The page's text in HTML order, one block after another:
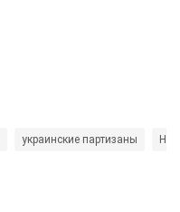
украинские партизаны